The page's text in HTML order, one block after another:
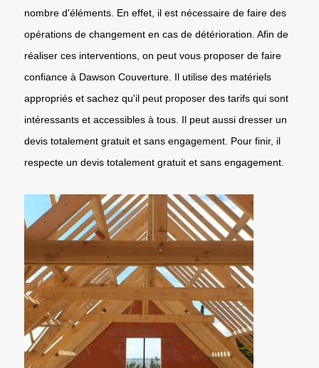
nombre d'éléments. En effet, il est nécessaire de faire des
opérations de changement en cas de détérioration. Afin de
réaliser ces interventions, on peut vous proposer de faire
confiance à Dawson Couverture. Il utilise des matériels
appropriés et sachez qu'il peut proposer des tarifs qui sont
intéressants et accessibles à tous. Il peut aussi dresser un
devis totalement gratuit et sans engagement. Pour finir, il
respecte un devis totalement gratuit et sans engagement.